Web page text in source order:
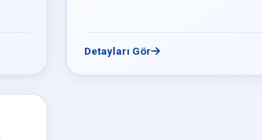
Detayları Gör